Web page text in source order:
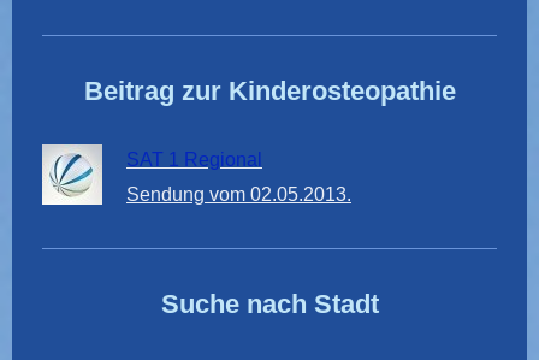
Beitrag zur Kinderosteopathie
SAT 1 Regional
Sendung vom 02.05.2013.
Suche nach Stadt